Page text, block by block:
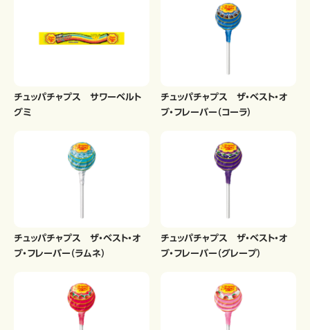
チュッパチャプス サワーベルト
グミ
チュッパチャプス ザ・ベスト・オ
ブ・フレーバー（コーラ）
チュッパチャプス ザ・ベスト・オ
ブ・フレーバー（ラムネ）
チュッパチャプス ザ・ベスト・オ
ブ・フレーバー（グレープ）